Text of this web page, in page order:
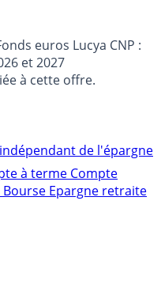
euros Lucya CNP :
et 2027
à cette offre.
de l'épargne
à terme Compte
Bourse Epargne retraite